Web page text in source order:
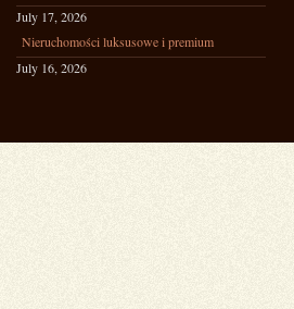
July 17, 2026
Nieruchomości luksusowe i premium
July 16, 2026